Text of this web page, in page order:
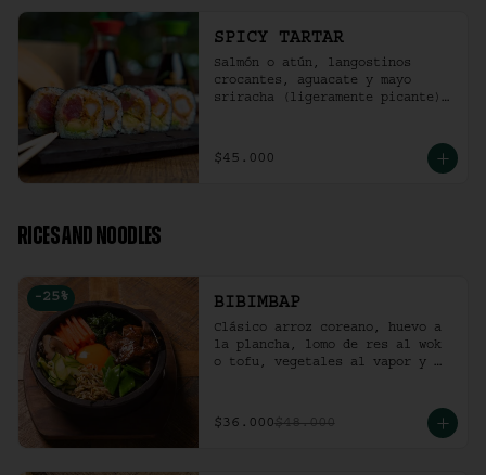
SPICY TARTAR
Salmón o atún, langostinos
crocantes, aguacate y mayo
sriracha (ligeramente picante).
$45.000
RICES AND NOODLES
-25 % BIBIMBAP
Clásico arroz coreano, huevo a
la plancha, lomo de res al wok
o tofu, vegetales al vapor y
$36.000$48.000